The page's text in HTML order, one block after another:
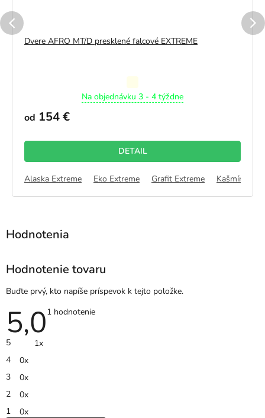
PP Dub Latte PP Kašmír PP Sivá PP Dub CPL Dub
Dvere AFRO MT/D presklené falcové EXTREME
hodnotenie
z
5
hviezdičiek.
Na objednávku 3 - 4 týždne
od 154 €
DETAIL
Alaska Extreme Eko Extreme Grafit Extreme Kašmír
Hodnotenie tovaru
Buďte prvý, kto napíše príspevok k tejto položke.
5,0Priemerné
1 hodnotenie
5
1x
4
0x
3
0x
2
0x
1
0x